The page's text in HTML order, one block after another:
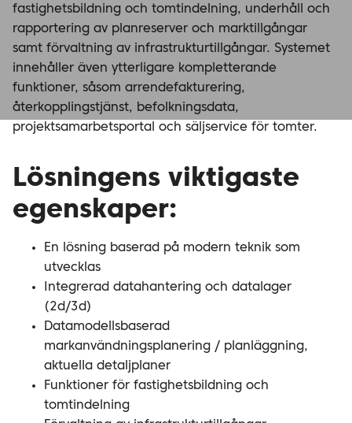
fastighetsbildning och tomtindelning, underhåll och
rapportering av planreserver och marktillgångar
samt förvaltning av infrastrukturtillgångar. Systemet
innehåller även ytterligare kompletterande
funktioner, såsom arrendefakturering,
återkopplingstjänst, befolkningsdata,
projektsamarbetsportal och säljservice för tomter.
Lösningens viktigaste
egenskaper:
En lösning baserad på modern teknik som
utvecklas
Integrerad datahantering och datalager
(2d/3d)
Datamodellsbaserad
markanvändningsplanering / planläggning,
aktuella detaljplaner
Funktioner för fastighetsbildning och
tomtindelning